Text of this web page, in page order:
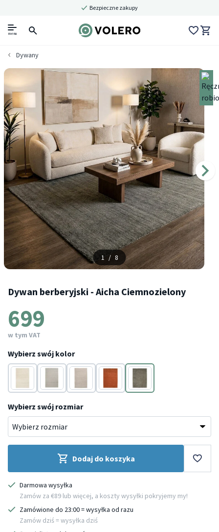
Bezpieczne zakupy
menu
Dywany
1 / 8
Dywan berberyjski - Aicha Ciemnozielony
699
w tym VAT
Wybierz swój kolor
Beżowy Szary Taupe TerakotaZielony
Wybierz swój rozmiar
Dodaj do koszyka
Darmowa wysyłka
Zamów za €89 lub więcej, a koszty wysyłki pokryjemy my!
Zamówione do 23:00 = wysyłka od razu
Zamów dziś = wysyłka dziś